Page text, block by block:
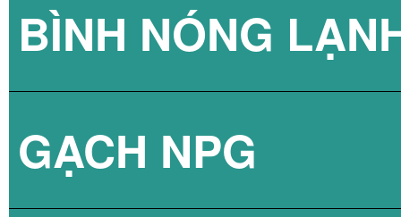
BÌNH NÓNG
BÌNH NÓNG
GẠCH NPG